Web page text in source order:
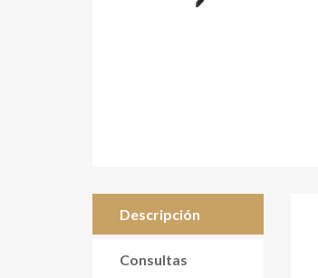
Descripción
Consultas